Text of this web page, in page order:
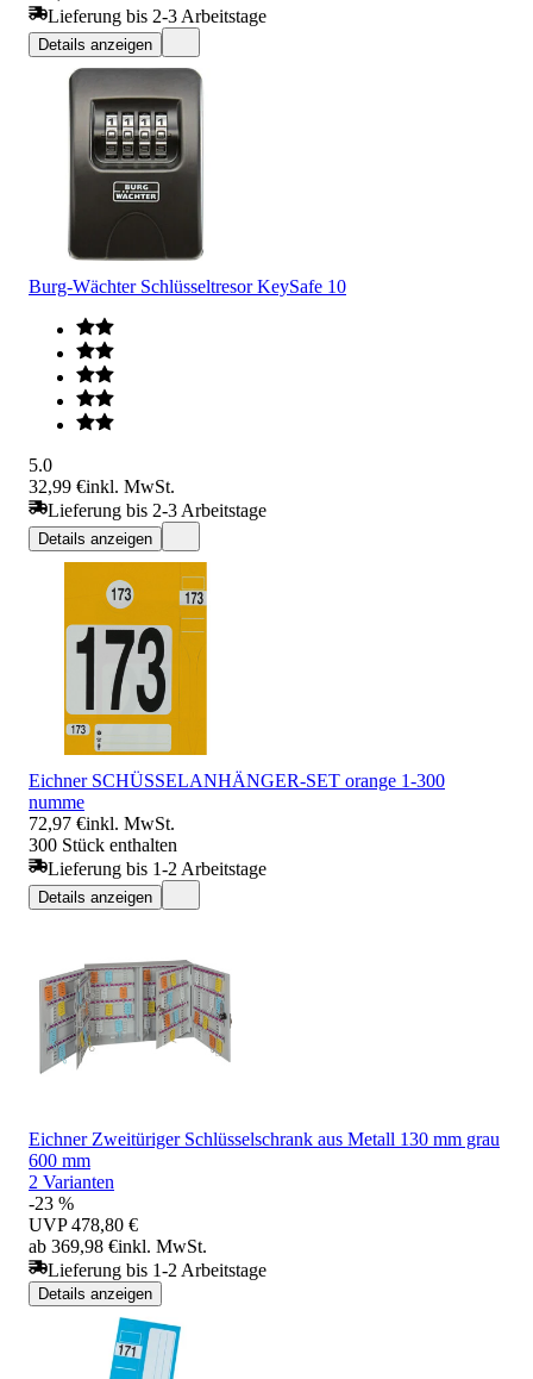
Lieferung bis 2-3 Arbeitstage
Details anzeigen
Burg-Wächter Schlüsseltresor KeySafe 10
5.0
32,99 €inkl. MwSt.
Lieferung bis 2-3 Arbeitstage
Details anzeigen
Eichner SCHÜSSELANHÄNGER-SET orange 1-300
numme
72,97 €inkl. MwSt.
300 Stück enthalten
Lieferung bis 1-2 Arbeitstage
Details anzeigen
Eichner Zweitüriger Schlüsselschrank aus Metall 130 mm grau
600 mm
2 Varianten
-23 %
UVP 478,80 €
ab 369,98 €inkl. MwSt.
Lieferung bis 1-2 Arbeitstage
Details anzeigen